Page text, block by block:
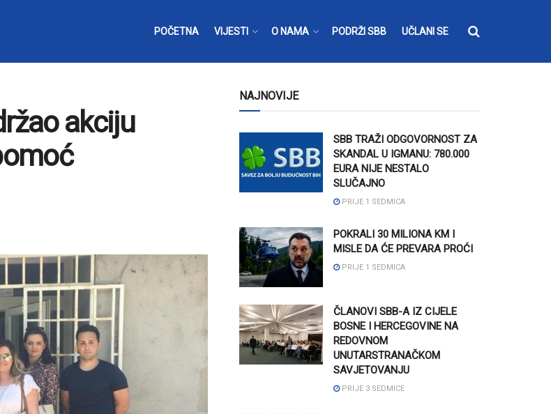
POČETNA VIJESTI O NAMA PODRŽI SBB UČLANI SE
akciju
NAJNOVIJE
SBB TRAŽI ODGOVORNOST ZA
SKANDAL U IGMANU: 780.000
EURA NIJE NESTALO
SLUČAJNO
PRIJE 1 SEDMICA
POKRALI 30 MILIONA KM I
MISLE DA ĆE PREVARA PROĆI
PRIJE 1 SEDMICA
ČLANOVI SBB-A IZ CIJELE
BOSNE I HERCEGOVINE NA
REDOVNOM
UNUTARSTRANAČKOM
SAVJETOVANJU
PRIJE 3 SEDMICE